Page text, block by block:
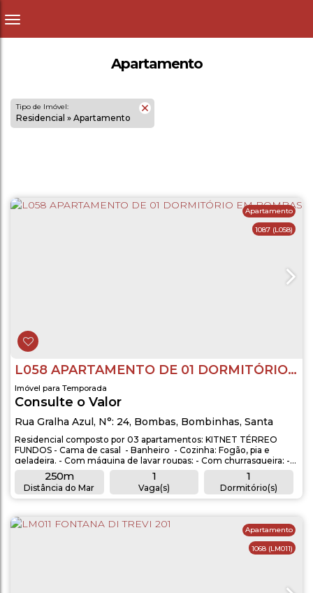
Apartamento
Tipo de Imóvel:
Residencial » Apartamento
1087 (L058)
Apartamento
L058 APARTAMENTO DE 01 DORMITÓRIO EM BOMBAS
Consulte o Valor
Imóvel para Temporada
Rua Gralha Azul, N°: 24, Bombas, Bombinhas, Santa
1
Dormitório(s)
1
1
Vaga(s)
250m
Distância do Mar
Residencial composto por 03 apartamentos: KITNET TÉRREO
FUNDOS - Cama de casal - Banheiro - Cozinha: Fogão, pia e
geladeira. - Com máquina de lavar roupas; - Com churrasqueira; -
Aproximadamente 250 metros do mar. OBSERVAÇÕES: -
Acomodação para 2 pessoas; - Vaga de garagem rotativa
(Pequeno/ Médio); - Não é permitido animais de estimação; -
Voltagem 220; - O imóvel não...
1068 (LM011)
Apartamento